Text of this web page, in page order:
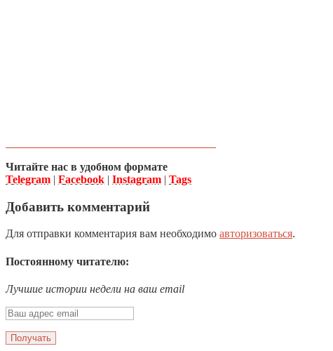
Читайте нас в удобном формате
Telegram | Facebook | Instagram | Tags
Добавить комментарий
Для отправки комментария вам необходимо авторизоваться.
Постоянному читателю:
Лучшие истории недели на ваш email